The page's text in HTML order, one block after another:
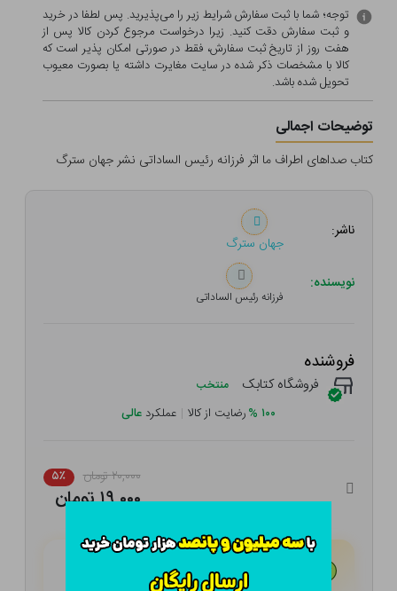
توجه؛ شما با ثبت سفارش شرایط زیر را می‌پذیرید. پس لطفا در خرید
و ثبت سفارش دقت کنید. زیرا درخواست مرجوع کردن کالا پس از
هفت روز از تاریخ ثبت سفارش، فقط در صورتی امکان پذیر است که
کالا با مشخصات ذکر شده در سایت مغایرت داشته یا بصورت معيوب
تحویل شده باشد.
توضیحات اجمالی
کتاب صداهای اطراف ما اثر فرزانه رئیس الساداتی نشر جهان سترگ
ناشر:
جهان سترگ
نویسنده:
فرزانه رئیس الساداتی
فروشنده
فروشگاه کتابک منتخب
۱۰۰ %رضایت از کالا | عملکرد عالی
۲۰,۰۰۰ تومان ۵٪
۱۹,۰۰۰ تومان
هـر قسط با تــرب‌پــی: ۴,۷۵۰ تومان